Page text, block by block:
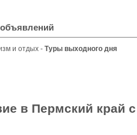
объявлений
и отдых - Туры выходного дня
в Пермский край